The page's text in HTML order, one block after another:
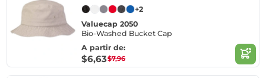
+2
Valuecap 2050
Bio-Washed Bucket Cap
A partir de:
$6,63$7,96